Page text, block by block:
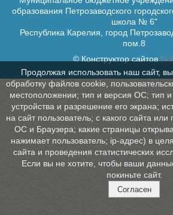
образования Петрозаводского
школа № 6"
Республика Карелия, город
пом.8
© Конструктор сайтов
Продолжая использовать наш сайт,
обработку файлов cookie,
местоположении; тип и версия ОС; тип
устройства и разрешение его экрана;
на сайт пользователь; с какого сайта
ОС и Браузера; какие страницы
нажимает пользователь; ip-адрес) в
сайта и проведения статистических
Если вы не хотите, чтобы ваши
покиньте сайт.
Согласен